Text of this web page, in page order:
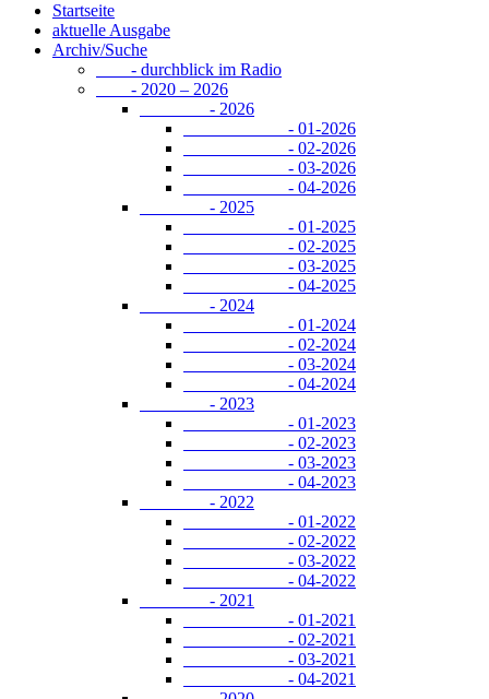
Startseite
aktuelle Ausgabe
Archiv/Suche
- durchblick im Radio
- 2020 – 2026
- 2026
- 01-2026
- 02-2026
- 03-2026
- 04-2026
- 2025
- 01-2025
- 02-2025
- 03-2025
- 04-2025
- 2024
- 01-2024
- 02-2024
- 03-2024
- 04-2024
- 2023
- 01-2023
- 02-2023
- 03-2023
- 04-2023
- 2022
- 01-2022
- 02-2022
- 03-2022
- 04-2022
- 2021
- 01-2021
- 02-2021
- 03-2021
- 04-2021